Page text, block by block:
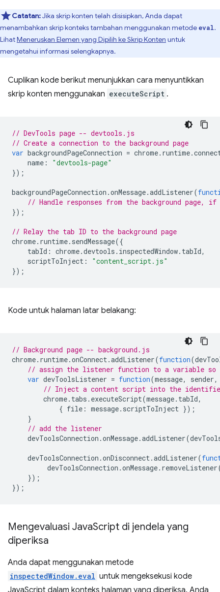
Catatan:Jika skrip konten telah disisipkan, Anda dapat
menambahkan skrip konteks tambahan menggunakan metode eval.
LihatMeneruskan Elemen yang Dipilih ke Skrip Konten untuk
mengetahui informasi selengkapnya.
Cuplikan kode berikut menunjukkan cara menyuntikkan
skrip konten menggunakan executeScript .
// DevTools page -- devtools.js
// Create a connection to the background page
var backgroundPageConnection = chrome. runtime.
name :
"devtools-page"
});
backgroundPageConnection .onMessage.addListener(
// Handle responses from the background page, if
});
// Relay the tab ID to the background page
chrome. runtime. sendMessage({
tabId : chrome.devtools . inspectedWindow. tabId,
scriptToInject :
"content_script.js"
});
Kode untuk halaman latar belakang:
// Background page -- background.js
chrome. runtime.onConnect.addListener(function(
// assign the listener function to a variable so
var devToolsListener = function(message, sender,
// Inject a content script into the
chrome. tabs . executeScript(message. tabId,
{ file : message. scriptToInject });
}
// add the listener
devToolsConnection .onMessage.addListener(
devToolsConnection .onDisconnect.addListener(
devToolsConnection .onMessage. removeListener
});
});
Mengevaluasi JavaScript di jendela yang
diperiksa
Anda dapat menggunakan metode
inspectedWindow.eval untuk mengeksekusi kode